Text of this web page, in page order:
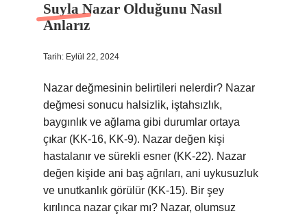
Suyla Nazar Olduğunu Nasıl
Anlarız
Tarih: Eylül 22, 2024
Nazar değmesinin belirtileri nelerdir? Nazar
değmesi sonucu halsizlik, iştahsızlık,
baygınlık ve ağlama gibi durumlar ortaya
çıkar (KK-16, KK-9). Nazar değen kişi
hastalanır ve sürekli esner (KK-22). Nazar
değen kişide ani baş ağrıları, ani uykusuzluk
ve unutkanlık görülür (KK-15). Bir şey
kırılınca nazar çıkar mı? Nazar, olumsuz